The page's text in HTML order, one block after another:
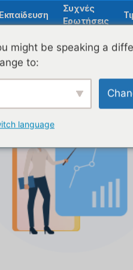
Εκπαίδευση
Συχνές
Ερωτήσεις
might be speaking a
to:
language